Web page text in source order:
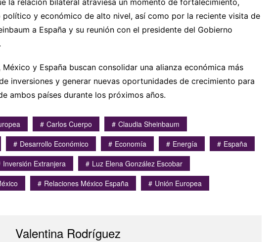
y económico de alto nivel, así como por la reciente visita de
a España y su reunión con el presidente del Gobierno
.
y España buscan consolidar una alianza económica más
inversiones y generar nuevas oportunidades de crecimiento para
ambos países durante los próximos años.
Carlos Cuerpo
Claudia Sheinbaum
Desarrollo Económico Economía Energía
España
Inversión Extranjera
Luz Elena González Escobar
Relaciones México España Unión Europea
Valentina Rodríguez